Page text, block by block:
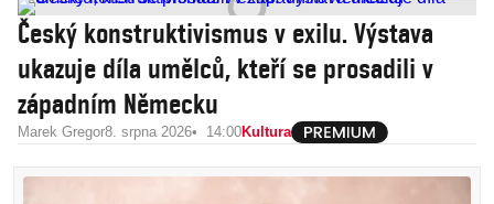
Český konstruktivismus v exilu. Výstava
ukazuje díla umělců, kteří se prosadili v
západním Německu
Marek Gregor8. srpna 2026 14:00Kultura